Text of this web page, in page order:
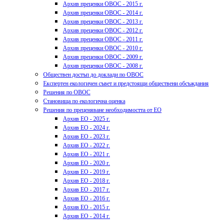
Архив преценки ОВОС - 2015 г.
Архив преценки ОВОС - 2014 г.
Архив преценки ОВОС - 2013 г.
Архив преценки ОВОС - 2012 г.
Архив преценки ОВОС - 2011 г.
Архив преценки ОВОС - 2010 г.
Архив преценки ОВОС - 2009 г.
Архив преценки ОВОС - 2008 г.
Обществен достъп до доклади по ОВОС
Експертен екологичен съвет и предстоящи обществени обсъждания
Решения по ОВОС
Становища по екологична оценка
Решения по преценяване необходимостта от ЕО
Архив ЕО - 2025 г.
Архив ЕО - 2024 г.
Архив ЕО - 2023 г.
Архив ЕО - 2022 г.
Архив ЕО - 2021 г.
Архив ЕО - 2020 г.
Архив ЕО - 2019 г.
Архив ЕО - 2018 г.
Архив ЕО - 2017 г.
Архив ЕО - 2016 г.
Архив ЕО - 2015 г.
Архив ЕО - 2014 г.